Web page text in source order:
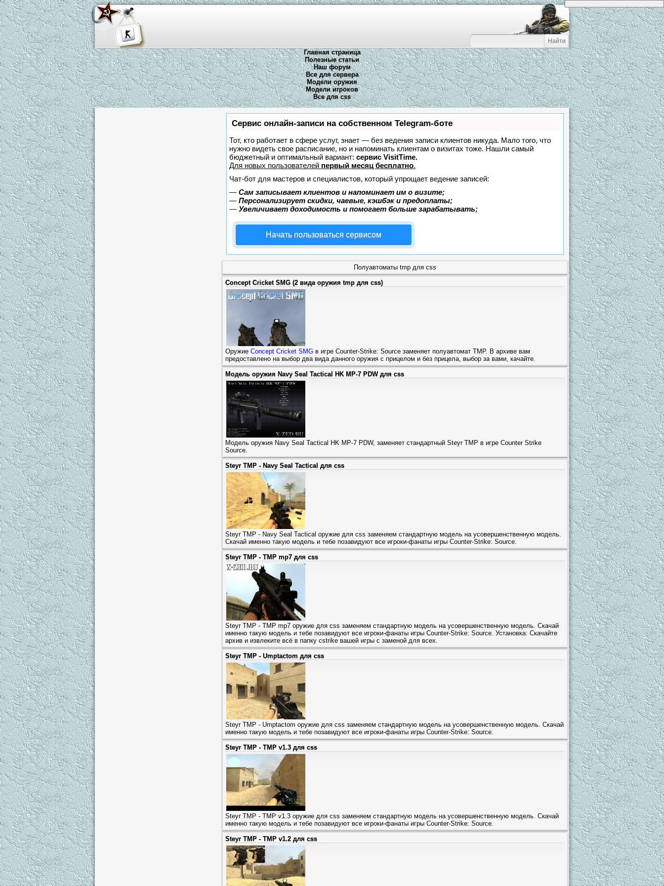
Главная страница
Полезные статьи
Наш форум
Все для сервера
Модели оружия
Модели игроков
Все для css
Сервис онлайн-записи на собственном Telegram-боте
Тот, кто работает в сфере услуг, знает — без ведения записи клиентов никуда. Мало того, что
нужно видеть свое расписание, но и напоминать клиентам о визитах тоже. Нашли самый
бюджетный и оптимальный вариант: сервис VisitTime.
Для новых пользователей первый месяц бесплатно.
Чат-бот для мастеров и специалистов, который упрощает ведение записей:
— Сам записывает клиентов и напоминает им о визите;
— Персонализирует скидки, чаевые, кэшбэк и предоплаты;
— Увеличивает доходимость и помогает больше зарабатывать;
Начать пользоваться сервисом
Полуавтоматы tmp для css
Concept Cricket SMG (2 вида оружия tmp для css)
Оружие Concept Cricket SMG в игре Counter-Strike: Source заменяет полуавтомат TMP. В архиве вам
предоставлено на выбор два вида данного оружия с прицелом и без прицела, выбор за вами, качайте.
Модель оружия Navy Seal Tactical HK MP-7 PDW для css
Модель оружия Navy Seal Tactical HK MP-7 PDW, заменяет стандартный Steyr TMP в игре Counter Strike
Source.
Steyr TMP - Navy Seal Tactical для css
Steyr TMP - Navy Seal Tactical оружие для css заменяем стандартную модель на усовершенственную модель.
Скачай именно такую модель и тебе позавидуют все игроки-фанаты игры Counter-Strike: Source.
Steyr TMP - TMP mp7 для css
Steyr TMP - TMP mp7 оружие для css заменяем стандартную модель на усовершенственную модель. Скачай
именно такую модель и тебе позавидуют все игроки-фанаты игры Counter-Strike: Source. Установка: Скачайте
архив и извлеките всё в папку cstrike вашей игры с заменой для всех.
Steyr TMP - Umptactom для css
Steyr TMP - Umptactom оружие для css заменяем стандартную модель на усовершенственную модель. Скачай
именно такую модель и тебе позавидуют все игроки-фанаты игры Counter-Strike: Source.
Steyr TMP - TMP v1.3 для css
Steyr TMP - TMP v1.3 оружие для css заменяем стандартную модель на усовершенственную модель. Скачай
именно такую модель и тебе позавидуют все игроки-фанаты игры Counter-Strike: Source.
Steyr TMP - TMP v1.2 для css